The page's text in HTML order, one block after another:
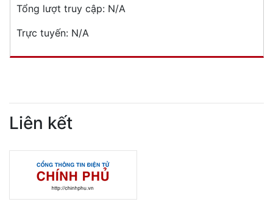
Tổng lượt truy cập: N/A
Trực tuyến: N/A
Liên kết